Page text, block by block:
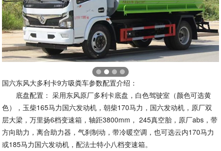
国六东风大多利卡9方吸粪车参数配置介绍：
底盘配置： 采用东风原厂多利卡底盘，白色驾驶室（颜色可选黄
色），玉柴165马力国六发动机，朝柴170马力，国六发动机，原厂双
层大梁，万里扬6档变速箱，轴距3800mm， 245真空胎，原厂abs，带
方向助力，离合助力器，气刹制动，带冷暖空调，也可选云内170马力
或185马力国六发动机，配法士特小八档变速箱。